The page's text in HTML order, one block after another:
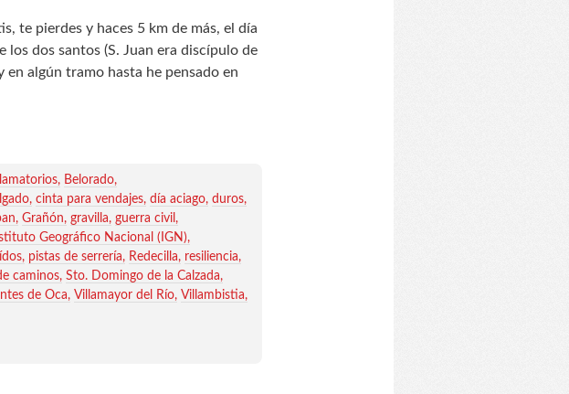
te pierdes y haces 5 km de más, el día
los dos santos (S. Juan era discípulo de
en algún tramo hasta he pensado en
Belorado
cinta para vendajes día aciago duros
Grañón gravilla guerra civil
Geográfico Nacional (IGN)
pistas de serrería Redecilla
resiliencia
caminos Sto. Domingo de la Calzada
de Oca Villamayor del Río Villambistia